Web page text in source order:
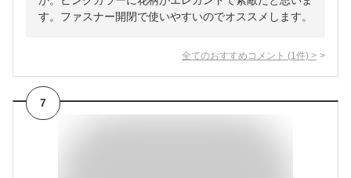
す。ファスナー開閉で使いやすいのでオススメします。
全てのおすすめコメント (1 件) >
7